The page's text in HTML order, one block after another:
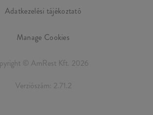
Adatkezelési tájékoztató
Manage Cookies
© AmRest Kft. 2026
Verziószám: 2.71.2